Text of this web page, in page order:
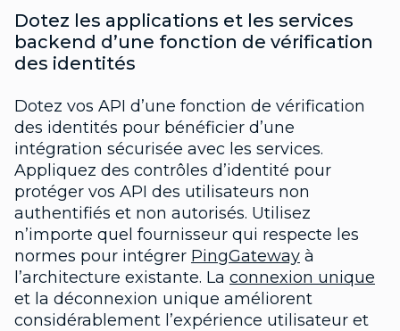
Dotez les applications et les services
backend d’une fonction de vérification
des identités
Dotez vos API d’une fonction de vérification
des identités pour bénéficier d’une
intégration sécurisée avec les services.
Appliquez des contrôles d’identité pour
protéger vos API des utilisateurs non
authentifiés et non autorisés. Utilisez
n’importe quel fournisseur qui respecte les
normes pour intégrer PingGateway à
l’architecture existante. La connexion unique
et la déconnexion unique améliorent
considérablement l’expérience utilisateur et